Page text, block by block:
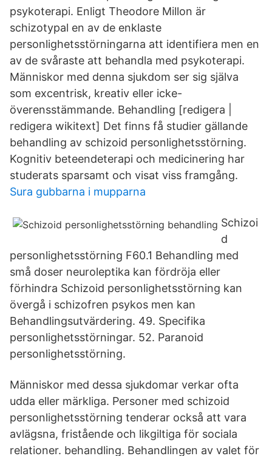
psykoterapi. Enligt Theodore Millon är
schizotypal en av de enklaste
personlighetsstörningarna att identifiera men en
av de svåraste att behandla med psykoterapi.
Människor med denna sjukdom ser sig själva
som excentrisk, kreativ eller icke-
överensstämmande. Behandling [redigera |
redigera wikitext] Det finns få studier gällande
behandling av schizoid personlighetsstörning.
Kognitiv beteendeterapi och medicinering har
studerats sparsamt och visat viss framgång.
Sura gubbarna i mupparna
Schizoi
d
personlighetsstörning F60.1 Behandling med
små doser neuroleptika kan fördröja eller
förhindra Schizoid personlighetsstörning kan
övergå i schizofren psykos men kan
Behandlingsutvärdering. 49. Specifika
personlighetsstörningar. 52. Paranoid
personlighetsstörning.
Människor med dessa sjukdomar verkar ofta
udda eller märkliga. Personer med schizoid
personlighetsstörning tenderar också att vara
avlägsna, fristående och likgiltiga för sociala
relationer. behandling. Behandlingen av valet för